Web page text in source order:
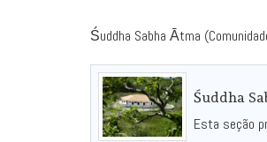
Śuddha Sabha Ātma
Śuddha
Esta seção